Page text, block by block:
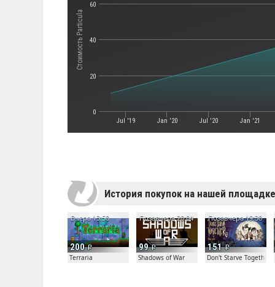
Стоимость Particula
Jul '19 Jan '20 Jul '20 Jan '21
0
20
40
60
История покупок на нашей площадке
200
Вчера 13:50
Terraria
99
Позавчера 20:04
Shadows of War
151
Позавчера 19:30
Don't Starve Together